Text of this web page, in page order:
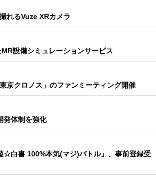
れるVuze XRカメラ
設備シミュレーションサービス
京クロノス」のファンミーティング開催
発体制を強化
☆白書 100%本気(マジ)バトル」、事前登録受